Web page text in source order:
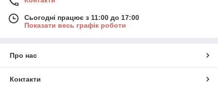
Сьогодні працює з 11:00 до 17:00
Показати весь графік роботи
Про нас
Контакти